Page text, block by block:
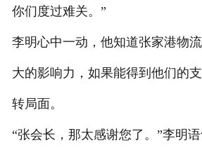
你们度过难关。”
李明心中一动，他知道张家港物
大的影响力，如果能得到他们的
转局面。
“张会长，那太感谢您了。”李明